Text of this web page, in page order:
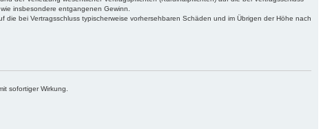
insbesondere entgangenen Gewinn.
bei Vertragsschluss typischerweise vorhersehbaren Schäden und im Übrigen der Höhe nach
sofortiger Wirkung.